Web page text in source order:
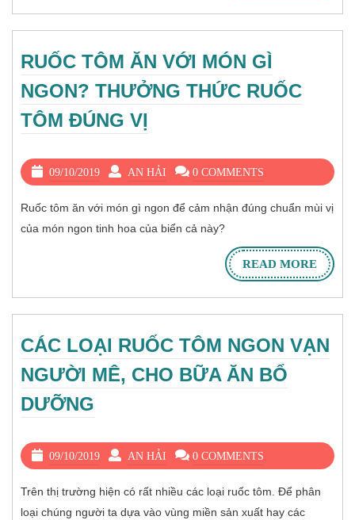
RUỐC TÔM ĂN VỚI MÓN GÌ
NGON? THƯỞNG THỨC RUỐC
TÔM ĐÚNG VỊ
09/10/2019 AN HẢI 0 COMMENTS
Ruốc tôm ăn với món gì ngon để cảm nhận đúng chuẩn mùi vị
của món ngon tinh hoa của biển cả này?
READ MORE
CÁC LOẠI RUỐC TÔM NGON VẠN
NGƯỜI MÊ, CHO BỮA ĂN BỔ
DƯỠNG
09/10/2019 AN HẢI 0 COMMENTS
Trên thị trường hiện có rất nhiều các loại ruốc tôm. Để phân
loại chúng người ta dựa vào vùng miền sản xuất hay các